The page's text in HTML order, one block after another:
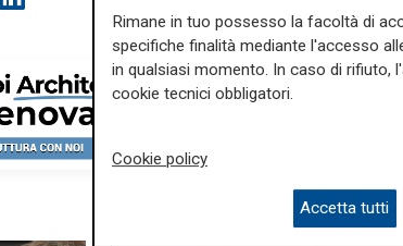
Rimane in tuo possesso la facoltà di
specifiche finalità mediante l'accesso
in qualsiasi momento. In caso di rifiuto,
cookie tecnici obbligatori.
Cookie policy
Accetta tutti